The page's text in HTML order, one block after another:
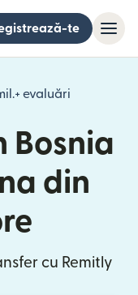
te
evaluări
(se
Bosnia
din
cu Remitly